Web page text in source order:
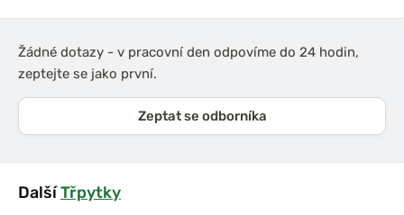
Žádné dotazy - v pracovní den odpovíme do 24 hodin,
zeptejte se jako první.
Zeptat se odborníka
DalšíTřpytky